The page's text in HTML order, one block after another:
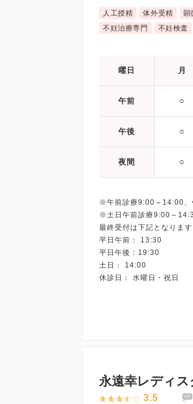
人工授精 体外受精 顕
不妊治療専門
不妊検査
曜日 月
午前 ○
午後 ○
夜間 ○
※午前診療9:00～14:00
※土日午前診療9:00～
最終受付は下記となります
平日午前： 13:30
平日午後：19:30
土日： 14:00
永遠幸レディ
3.5